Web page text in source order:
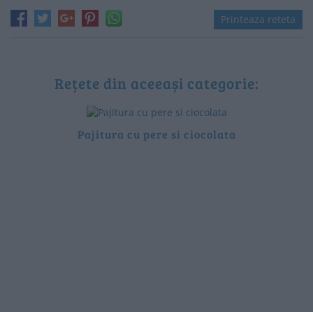
Printeaza reteta
Rețete din aceeași categorie:
Pajitura cu pere si ciocolata